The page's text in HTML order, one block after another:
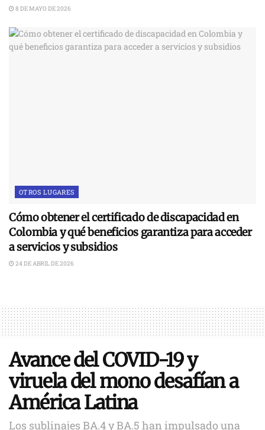
8 DE MAYO DE 2026
OTROS LUGARES
Cómo obtener el certificado de discapacidad en
Colombia y qué beneficios garantiza para acceder
a servicios y subsidios
24 DE ABRIL DE 2026
Avance del COVID-19 y
viruela del mono desafían a
América Latina
Los sublinajes BA.4 y BA.5 han impulsado una